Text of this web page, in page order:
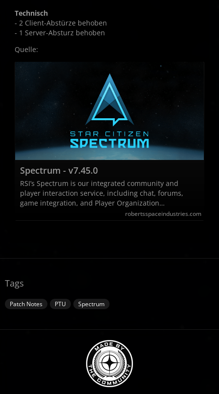
Technisch
- 2 Client-Abstürze behoben
- 1 Server-Absturz behoben
Quelle:
Spectrum - v7.45.0
RSI’s Spectrum is our integrated community and
player interaction service, including chat, forums,
game integration, and Player Organization…
robertsspaceindustries.com
Tags
Patch Notes PTU Spectrum